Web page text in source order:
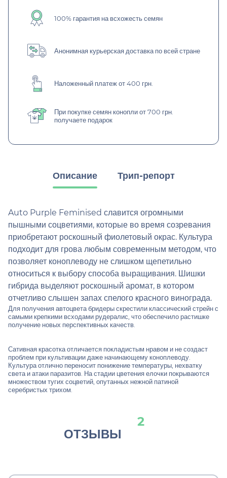
100% гарантия на всхожесть семян
Анонимная курьерская доставка по всей стране
Наложенный платеж от 400 грн.
При покупке семян конопли от 700 грн.
получаете подарок
Описание Трип-репорт
Auto Purple Feminised славится огромными
пышными соцветиями, которые во время созревания
приобретают роскошный фиолетовый окрас. Культура
подходит для грова любым современным методом, что
позволяет коноплеводу не слишком щепетильно
относиться к выбору способа выращивания. Шишки
гибрида выделяют роскошный аромат, в котором
отчетливо слышен запах спелого красного винограда.
Для получения автоцвета бридеры скрестили классический стрейн с
самыми крепкими всходами рудералис, что обеспечило растишке
получение новых перспективных качеств.
Сативная красотка отличается покладистым нравом и не создаст
проблем при культивации даже начинающему коноплеводу.
Культура отлично переносит понижение температуры, нехватку
света и атаки паразитов. На стадии цветения елочки покрываются
множеством тугих соцветий, опутанных нежной патиной
серебристых трихом.
ОТЗЫВЫ
2